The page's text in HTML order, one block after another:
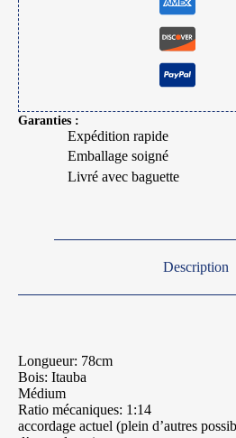
Garanties :
Expédition rapide
Emballage soigné
Livré avec baguette
Description
Longueur: 78cm
Bois: Itauba
Médium
Ratio mécaniques: 1:14
accordage actuel (plein d’autres